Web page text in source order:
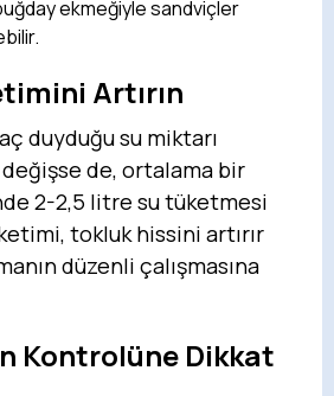
ekmeğiyle sandviçler
Artırın
duyduğu su miktarı
de, ortalama bir
2-2,5 litre su tüketmesi
tokluk hissini artırır
düzenli çalışmasına
Kontrolüne Dikkat